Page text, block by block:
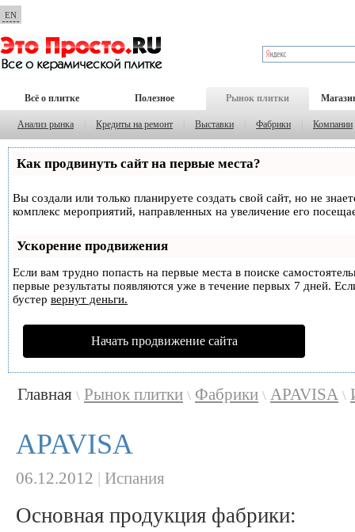
EN
Всё о плитке Полезное Рынок плитки
Анализ рынка Кредиты на ремонт Выставки Фабрики Компании
Как продвинуть сайт на первые места?
Вы создали или только планируете создать свой сайт, но не
комплекс мероприятий, направленных на увеличение его
Ускорение продвижения
Если вам трудно попасть на первые места в поиске
первые результаты появляются уже в течение первых 7 дней.
бустер вернут деньги.
Начать продвижение сайта
Главная \ Рынок плитки \ Фабрики \ APAVISA \
APAVISA
06.12.2012 | Испания
Основная продукция фабрики: